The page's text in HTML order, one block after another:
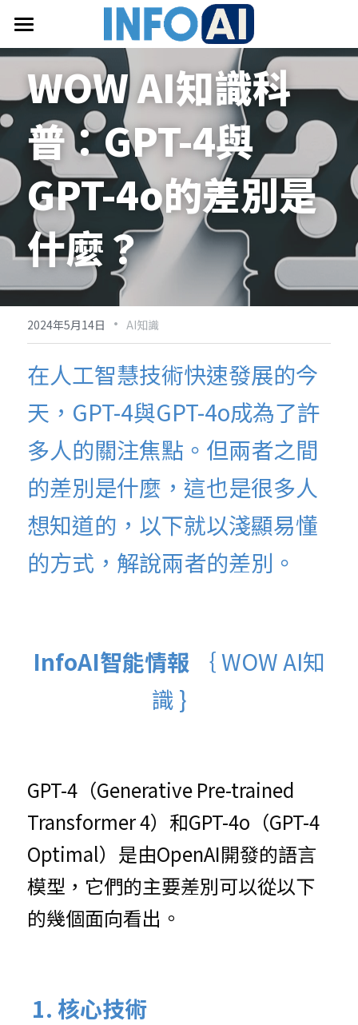
首頁
關於InfoAI
訂閱電子報
最新文章
搜索
email聯絡
WOW AI知識科
普：GPT-4與
GPT-4o的差別是
什麼？
2024年5月14日 · AI知識
在人工智慧技術快速發展的今
天，GPT-4與GPT-4o成為了許
多人的關注焦點。但兩者之間
的差別是什麼，這也是很多人
想知道的，以下就以淺顯易懂
的方式，解說兩者的差別。
InfoAI智能情報
｛ WOW AI知
識 }
GPT-4（Generative Pre-trained
Transformer 4）和GPT-4o（GPT-4
Optimal）是由OpenAI開發的語言
模型，它們的主要差別可以從以下
的幾個面向看出。
1. 核心技術